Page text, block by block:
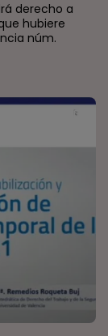
derecho a
hubiere
núm.